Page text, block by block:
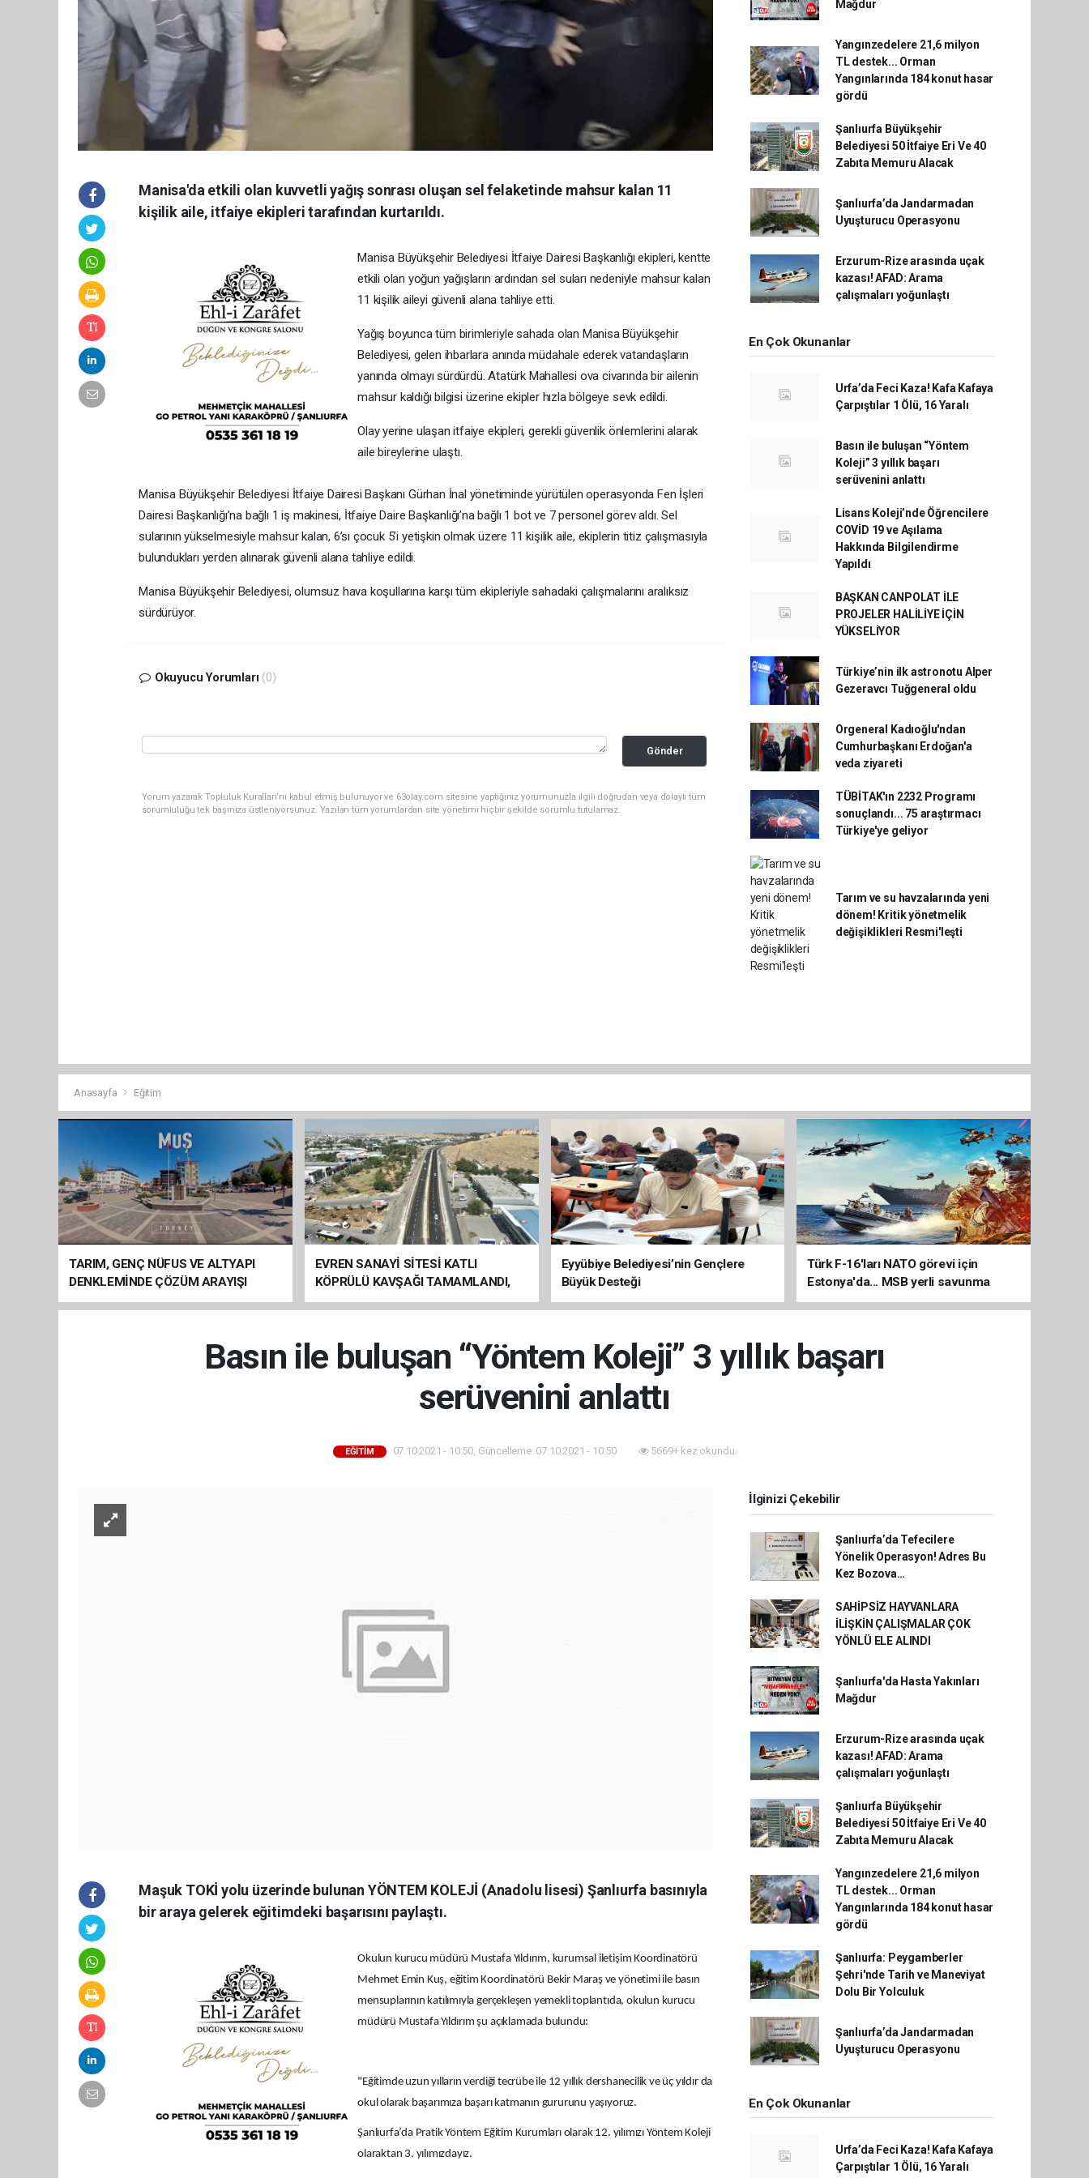
Manisa'da etkili olan kuvvetli yağış sonrası oluşan sel felaketinde mahsur kalan 11
kişilik aile, itfaiye ekipleri tarafından kurtarıldı.
Manisa Büyükşehir Belediyesi İtfaiye Dairesi Başkanlığı ekipleri, kentte
etkili olan yoğun yağışların ardından sel suları nedeniyle mahsur kalan
11 kişilik aileyi güvenli alana tahliye etti.
Yağış boyunca tüm birimleriyle sahada olan Manisa Büyükşehir
Belediyesi, gelen ihbarlara anında müdahale ederek vatandaşların
yanında olmayı sürdürdü. Atatürk Mahallesi ova civarında bir ailenin
mahsur kaldığı bilgisi üzerine ekipler hızla bölgeye sevk edildi.
Olay yerine ulaşan itfaiye ekipleri, gerekli güvenlik önlemlerini alarak
aile bireylerine ulaştı.
Manisa Büyükşehir Belediyesi İtfaiye Dairesi Başkanı Gürhan İnal yönetiminde yürütülen operasyonda Fen İşleri
Dairesi Başkanlığı’na bağlı 1 iş makinesi, İtfaiye Daire Başkanlığı’na bağlı 1 bot ve 7 personel görev aldı. Sel
sularının yükselmesiyle mahsur kalan, 6’sı çocuk 5’i yetişkin olmak üzere 11 kişilik aile, ekiplerin titiz çalışmasıyla
bulundukları yerden alınarak güvenli alana tahliye edildi.
Manisa Büyükşehir Belediyesi, olumsuz hava koşullarına karşı tüm ekipleriyle sahadaki çalışmalarını aralıksız
sürdürüyor.
Okuyucu Yorumları (0)
Gönder
Yorum yazarak Topluluk Kuralları’nı kabul etmiş bulunuyor ve 63olay.com sitesine yaptığınız yorumunuzla ilgili doğrudan veya dolaylı tüm
sorumluluğu tek başınıza üstleniyorsunuz. Yazılan tüm yorumlardan site yönetimi hiçbir şekilde sorumlu tutulamaz.
Mağdur
Yangınzedelere 21,6 milyon
TL destek... Orman
Yangınlarında 184 konut hasar
gördü
Şanlıurfa Büyükşehir
Belediyesi 50 İtfaiye Eri Ve 40
Zabıta Memuru Alacak
Şanlıurfa’da Jandarmadan
Uyuşturucu Operasyonu
Erzurum-Rize arasında uçak
kazası! AFAD: Arama
çalışmaları yoğunlaştı
En Çok Okunanlar
Urfa’da Feci Kaza! Kafa Kafaya
Çarpıştılar 1 Ölü, 16 Yaralı
Basın ile buluşan “Yöntem
Koleji” 3 yıllık başarı
serüvenini anlattı
Lisans Koleji’nde Öğrencilere
COVİD 19 ve Aşılama
Hakkında Bilgilendirme
Yapıldı
BAŞKAN CANPOLAT İLE
PROJELER HALİLİYE İÇİN
YÜKSELİYOR
Türkiye’nin ilk astronotu Alper
Gezeravcı Tuğgeneral oldu
Orgeneral Kadıoğlu'ndan
Cumhurbaşkanı Erdoğan'a
veda ziyareti
TÜBİTAK'ın 2232 Programı
sonuçlandı... 75 araştırmacı
Türkiye'ye geliyor
Tarım ve su havzalarında yeni
dönem! Kritik yönetmelik
değişiklikleri Resmi'leşti
Anasayfa Eğitim
TARIM, GENÇ NÜFUS VE ALTYAPI
DENKLEMİNDE ÇÖZÜM ARAYIŞI
EVREN SANAYİ SİTESİ KATLI
KÖPRÜLÜ KAVŞAĞI TAMAMLANDI,
ARAÇ GEÇİŞLERİ BAŞLADI
Eyyübiye Belediyesi’nin Gençlere
Büyük Desteği
Türk F-16'ları NATO görevi için
Estonya'da... MSB yerli savunma
sistemleriyle güçleniyor
Basın ile buluşan “Yöntem Koleji” 3 yıllık başarı
serüvenini anlattı
EĞITIM 07.10.2021 - 10:50, Güncelleme: 07.10.2021 - 10:50 5669+ kez okundu.
Maşuk TOKİ yolu üzerinde bulunan YÖNTEM KOLEJİ (Anadolu lisesi) Şanlıurfa basınıyla
bir araya gelerek eğitimdeki başarısını paylaştı.
Okulun kurucu müdürü Mustafa Yıldırım, kurumsal iletişim Koordinatörü
Mehmet Emin Kuş, eğitim Koordinatörü Bekir Maraş ve yönetimi ile basın
mensuplarının katılımıyla gerçekleşen yemekli toplantıda, okulun kurucu
müdürü Mustafa Yıldırım şu açıklamada bulundu:
"Eğitimde uzun yılların verdiği tecrübe ile 12 yıllık dershanecilik ve üç yıldır da
okul olarak başarımıza başarı katmanın gururunu yaşıyoruz.
Şanlıurfa’da Pratik Yöntem Eğitim Kurumları olarak 12. yılımızı Yöntem Koleji
olaraktan 3. yılımızdayız.
İlginizi Çekebilir
Şanlıurfa’da Tefecilere
Yönelik Operasyon! Adres Bu
Kez Bozova…
SAHİPSİZ HAYVANLARA
İLİŞKİN ÇALIŞMALAR ÇOK
YÖNLÜ ELE ALINDI
Şanlıurfa'da Hasta Yakınları
Mağdur
Erzurum-Rize arasında uçak
kazası! AFAD: Arama
çalışmaları yoğunlaştı
Şanlıurfa Büyükşehir
Belediyesi 50 İtfaiye Eri Ve 40
Zabıta Memuru Alacak
Yangınzedelere 21,6 milyon
TL destek... Orman
Yangınlarında 184 konut hasar
gördü
Şanlıurfa: Peygamberler
Şehri'nde Tarih ve Maneviyat
Dolu Bir Yolculuk
Şanlıurfa’da Jandarmadan
Uyuşturucu Operasyonu
En Çok Okunanlar
Urfa’da Feci Kaza! Kafa Kafaya
Çarpıştılar 1 Ölü, 16 Yaralı